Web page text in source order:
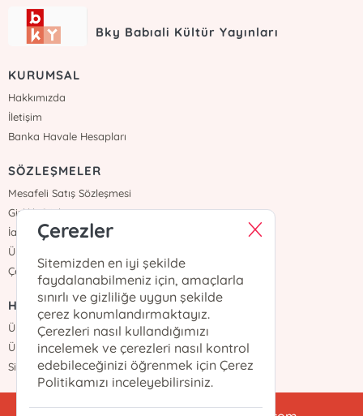
Bky Babıali Kültür Yayınları
KURUMSAL
Hakkımızda
İletişim
Banka Havale Hesapları
SÖZLEŞMELER
Mesafeli Satış Sözleşmesi
Gizlilik Sözleşmesi
İade ve Teslimat
Üyelik Sözleşmesi
Çerez Politikası
HIZLI ERİŞİM
Üye Ol
Üye Girişi
Sipariş Takip
Çerezler
Sitemizden en iyi şekilde
faydalanabilmeniz için, amaçlarla
sınırlı ve gizliliğe uygun şekilde
çerez konumlandırmaktayız.
Çerezleri nasıl kullandığımızı
incelemek ve çerezleri nasıl kontrol
edebileceğinizi öğrenmek için Çerez
Politikamızı inceleyebilirsiniz.